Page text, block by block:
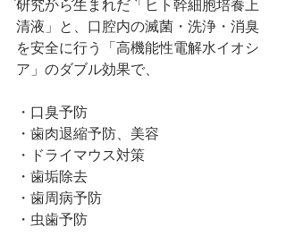
研究から生まれた「ヒト幹細胞培養上
清液」と、口腔内の滅菌・洗浄・消臭
を安全に行う「高機能性電解水イオシ
ア」のダブル効果で、
・口臭予防
・歯肉退縮予防、美容
・ドライマウス対策
・歯垢除去
・歯周病予防
・虫歯予防